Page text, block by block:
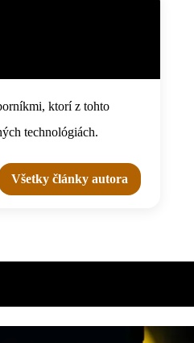
ktorí z tohto
technológiách.
Všetky články autora